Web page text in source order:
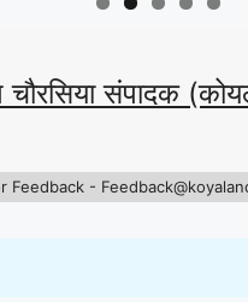
चौरसिया संपादक
Feedback -